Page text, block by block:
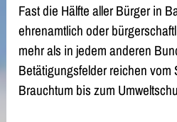
Fast die Hälfte aller Bürger in
ehrenamtlich oder
mehr als in jedem anderen
Betätigungsfelder reichen vom
Brauchtum bis zum